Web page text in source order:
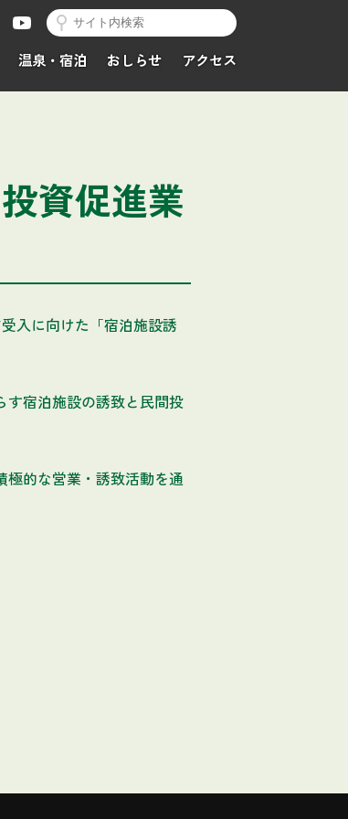
温泉・宿泊 おしらせ アクセス
資促進業
入に向けた「宿泊施設誘
す宿泊施設の誘致と民間投
極的な営業・誘致活動を通